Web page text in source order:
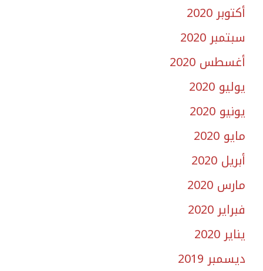
أكتوبر 2020
سبتمبر 2020
أغسطس 2020
يوليو 2020
يونيو 2020
مايو 2020
أبريل 2020
مارس 2020
فبراير 2020
يناير 2020
ديسمبر 2019